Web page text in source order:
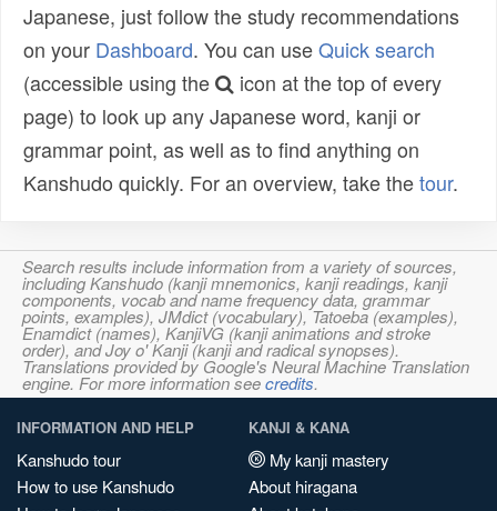
Japanese, just follow the study recommendations
on your Dashboard. You can useQuick search
(accessible using the
icon at the top of every
page) to look up any Japanese word, kanji or
grammar point, as well as to find anything on
Kanshudo quickly. For an overview, take thetour.
Search results include information from a variety of sources,
including Kanshudo (kanji mnemonics, kanji readings, kanji
components, vocab and name frequency data, grammar
points, examples), JMdict (vocabulary), Tatoeba (examples),
Enamdict (names), KanjiVG (kanji animations and stroke
order), and Joy o' Kanji (kanji and radical synopses).
Translations provided by Google's Neural Machine Translation
engine. For more information seecredits.
INFORMATION AND HELP
Kanshudo tour
How to use Kanshudo
KANJI & KANA
My kanji mastery
About hiragana